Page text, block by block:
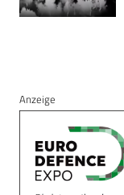
Anzeige